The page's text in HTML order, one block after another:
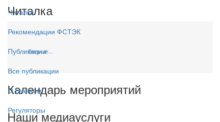
Читалка
Рекомендации ФСТЭК
Публикации
Все публикации
О главном
Регуляторы
Читалка
Больше...
Календарь мероприятий
Наши медиауслуги